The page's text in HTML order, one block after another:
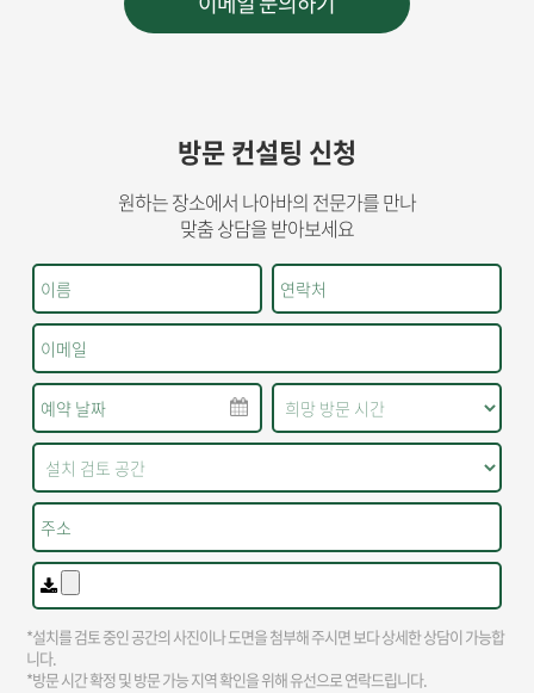
방문 컨설팅 신청
원하는 장소에서 나아바의 전문가를 만나
맞춤 상담을 받아보세요